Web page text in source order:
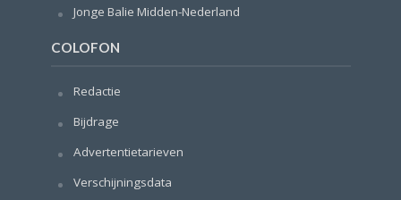
Jonge Balie Midden-Nederland
COLOFON
Redactie
Bijdrage
Advertentietarieven
Verschijningsdata